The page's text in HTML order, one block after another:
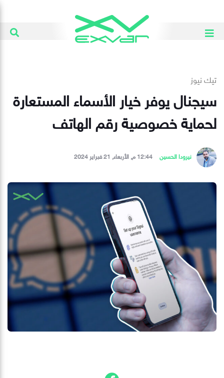
تيك نيوز
سيجنال يوفر خيار الأسماء المستعارة
لحماية خصوصية رقم الهاتف
نيرودا الحسين 12:44 م, الأربعاء, 21 فبراير 2024